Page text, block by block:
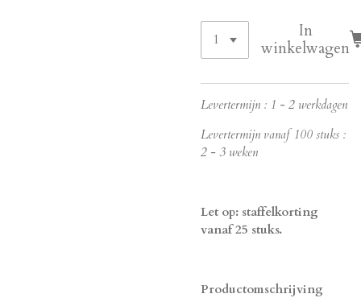
In
winkelwagen
Levertermijn : 1 - 2 werkdagen
Levertermijn vanaf 100 stuks :
2 - 3 weken
Let op: staffelkorting
vanaf 25 stuks.
Productomschrijving